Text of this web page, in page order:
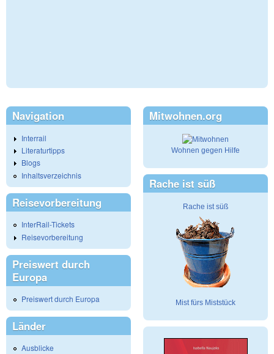
Navigation
Interrail
Literaturtipps
Blogs
Inhaltsverzeichnis
Reisevorbereitung
InterRail-Tickets
Reisevorbereitung
Preiswert durch
Europa
Preiswert durch Europa
Länder
Ausblicke
Mitwohnen.org
Wohnen gegen Hilfe
Rache ist süß
Rache ist süß
Mist fürs Miststück